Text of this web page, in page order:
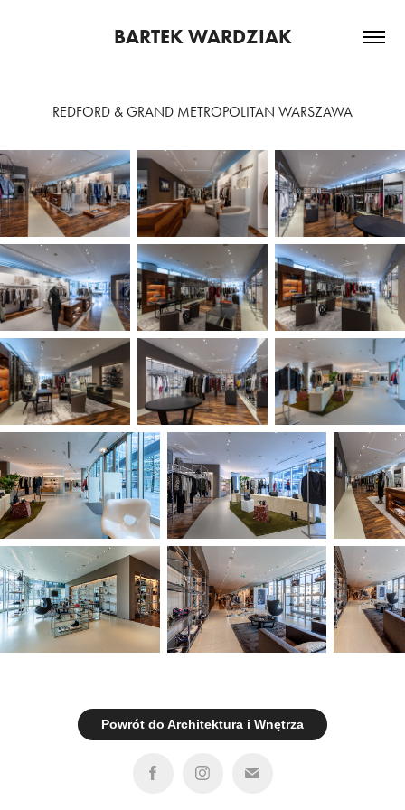
BARTEK WARDZIAK
REDFORD & GRAND METROPOLITAN WARSZAWA
Powrót do Architektura i Wnętrza